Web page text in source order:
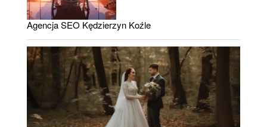
Agencja SEO Kędzierzyn Koźle